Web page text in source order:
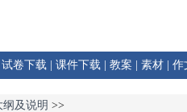
试卷下载 课件下载 教案 素材 作
及说明 >>